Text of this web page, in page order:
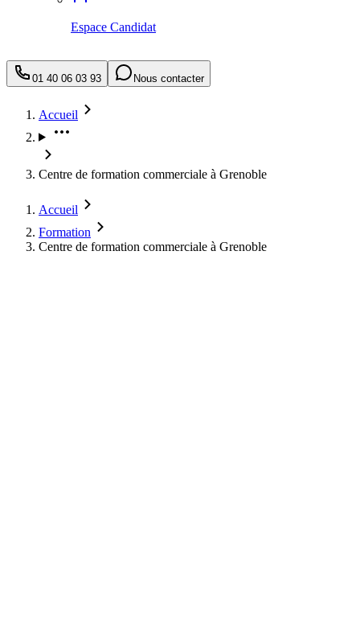
Espace Candidat
01 40 06 03 93 Nous contacter
Accueil
Centre de formation commerciale à Grenoble
Accueil
Formation
Centre de formation commerciale à Grenoble